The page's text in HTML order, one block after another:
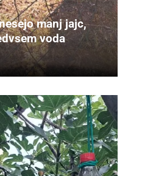
manj jajc,
voda